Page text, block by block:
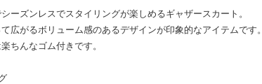
シーズンレスでスタイリングが楽しめるギャザースカート。
て広がるボリューム感のあるデザインが印象的なアイテムです。
ちんなゴム付きです。